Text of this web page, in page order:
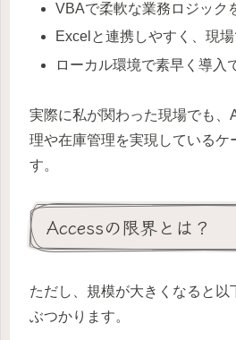
VBAで柔軟な業務ロジック
Excelと連携しやすく、現
ローカル環境で素早く導入
実際に私が関わった現場でも、
理や在庫管理を実現しているケ
す。
Accessの限界とは？
ただし、規模が大きくなると以
ぶつかります。